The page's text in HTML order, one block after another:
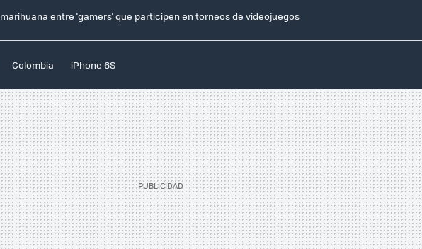
entre 'gamers' que participen en torneos de videojuegos
Colombia iPhone 6S